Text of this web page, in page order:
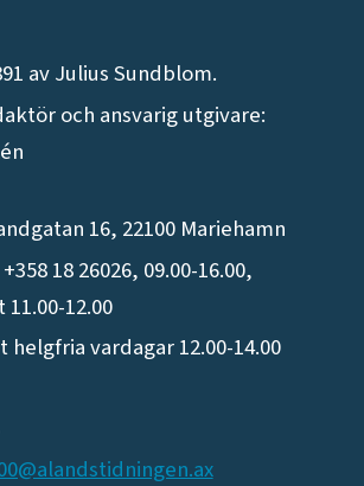
av Julius Sundblom.
och ansvarig utgivare:
16, 22100 Mariehamn
18 26026, 09.00-16.00,
12.00
helgfria vardagar 12.00-14.00